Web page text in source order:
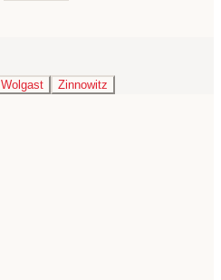
Wolgast
Zinnowitz